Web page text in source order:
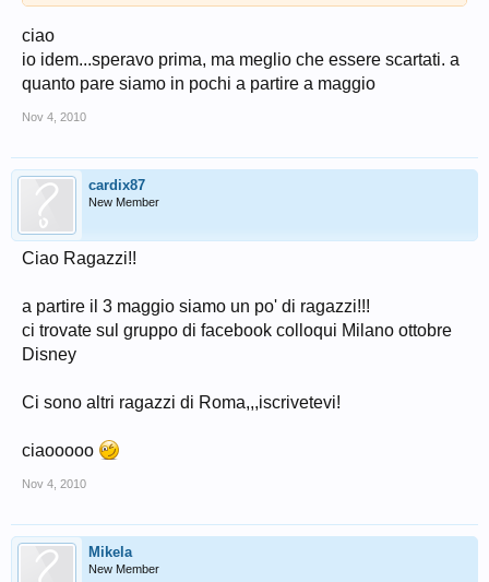
ciao
io idem...speravo prima, ma meglio che essere scartati. a
quanto pare siamo in pochi a partire a maggio
Nov 4, 2010
cardix87
New Member
Ciao Ragazzi!!
a partire il 3 maggio siamo un po' di ragazzi!!!
ci trovate sul gruppo di facebook colloqui Milano ottobre
Disney
Ci sono altri ragazzi di Roma,,,iscrivetevi!
ciaooooo
Nov 4, 2010
Mikela
New Member